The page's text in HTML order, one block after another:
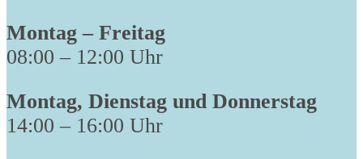
Montag – Freitag
08:00 – 12:00 Uhr
Montag, Dienstag und Donnerstag
14:00 – 16:00 Uhr